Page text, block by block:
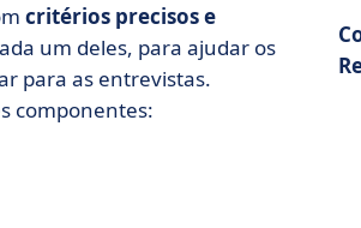
critérios precisos e
um deles, para ajudar os
para as entrevistas.
componentes: